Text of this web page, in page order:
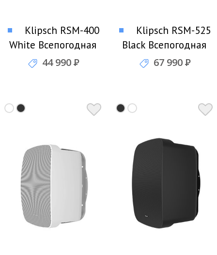
Klipsch RSM-400
White Всепогодная
акустика
44 990Р
Klipsch RSM-525
Black Всепогодная
акустика
67 990Р